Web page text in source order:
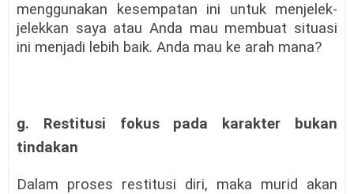
menggunakan kesempatan ini untuk menjelek-
jelekkan saya atau Anda mau membuat situasi
ini menjadi lebih baik. Anda mau ke arah mana?
g. Restitusi fokus pada karakter bukan
tindakan
Dalam proses restitusi diri, maka murid akan